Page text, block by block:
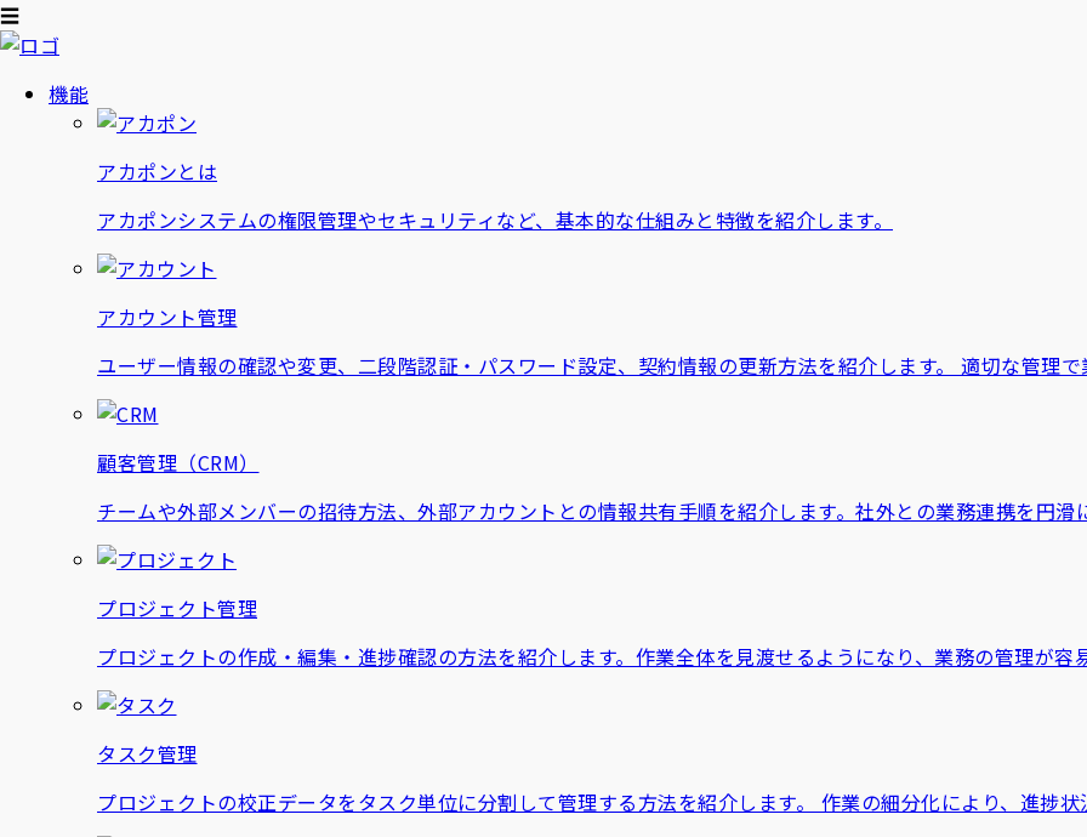
☰
機能
アカポンとは
アカポンシステムの権限管理やセキュリティなど、基本的な仕組みと特徴を紹介します。
アカウント管理
ユーザー情報の確認や変更、二段階認証・パスワード設定、契約情報の更新方法を紹介します。 適切な管理
顧客管理（CRM）
チームや外部メンバーの招待方法、外部アカウントとの情報共有手順を紹介します。社外との業務連携を円滑
プロジェクト管理
プロジェクトの作成・編集・進捗確認の方法を紹介します。作業全体を見渡せるようになり、業務の管理が容
タスク管理
プロジェクトの校正データをタスク単位に分割して管理する方法を紹介します。 作業の細分化により、進捗